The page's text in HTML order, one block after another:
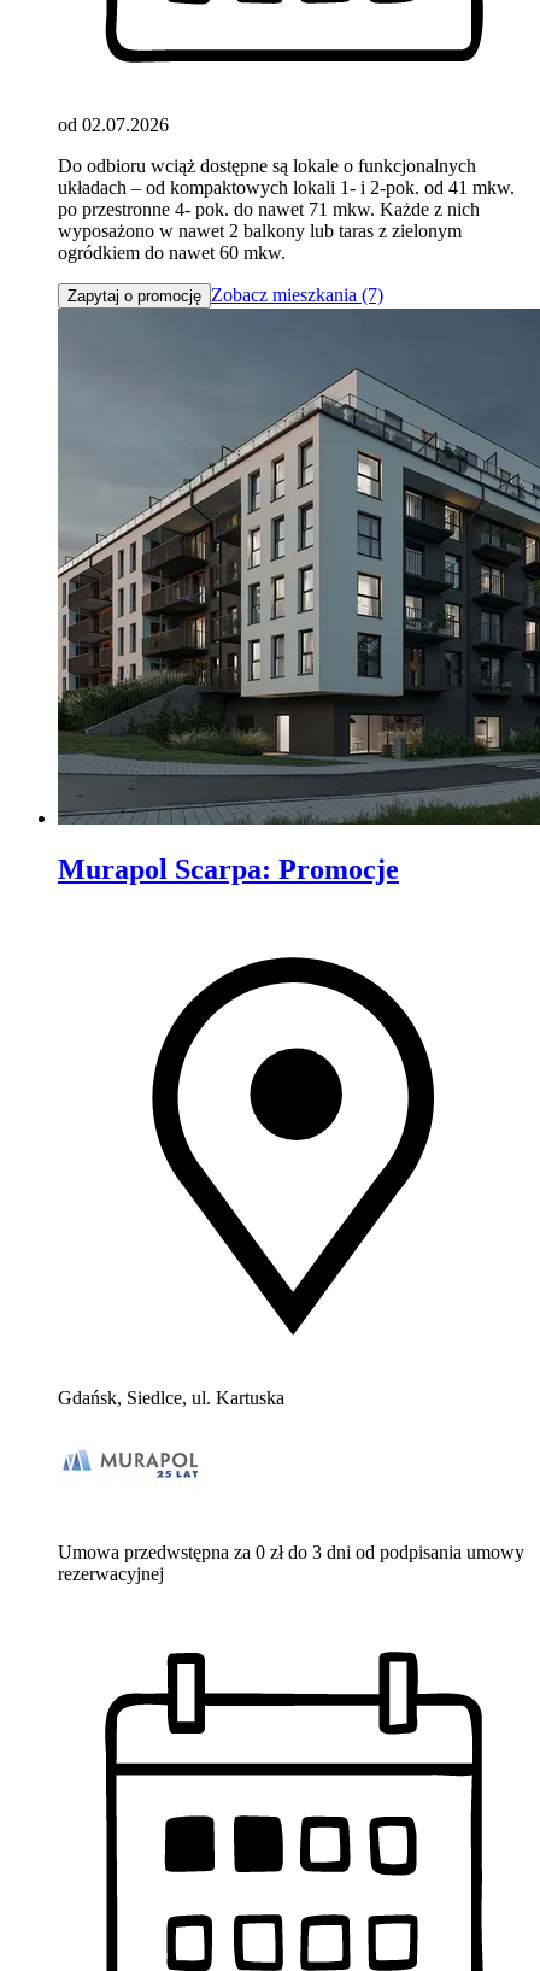
od 02.07.2026
Do odbioru wciąż dostępne są lokale o funkcjonalnych
układach – od kompaktowych lokali 1- i 2-pok. od 41 mkw.
po przestronne 4- pok. do nawet 71 mkw. Każde z nich
wyposażono w nawet 2 balkony lub taras z zielonym
ogródkiem do nawet 60 mkw.
Zapytaj o promocję Zobacz mieszkania (7)
Murapol Scarpa: Promocje
Gdańsk, Siedlce, ul. Kartuska
Umowa przedwstępna za 0 zł do 3 dni od podpisania umowy
rezerwacyjnej